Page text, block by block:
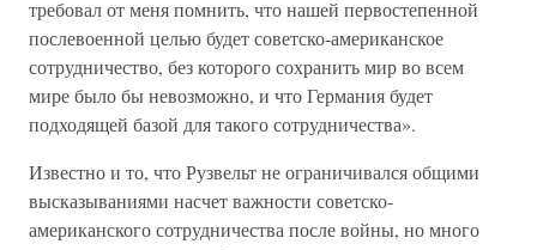
требовал от меня помнить, что нашей первостепенной
послевоенной целью будет советско-американское
сотрудничество, без которого сохранить мир во всем
мире было бы невозможно, и что Германия будет
подходящей базой для такого сотрудничества».
Известно и то, что Рузвельт не ограничивался общими
высказываниями насчет важности советско-
американского сотрудничества после войны, но много